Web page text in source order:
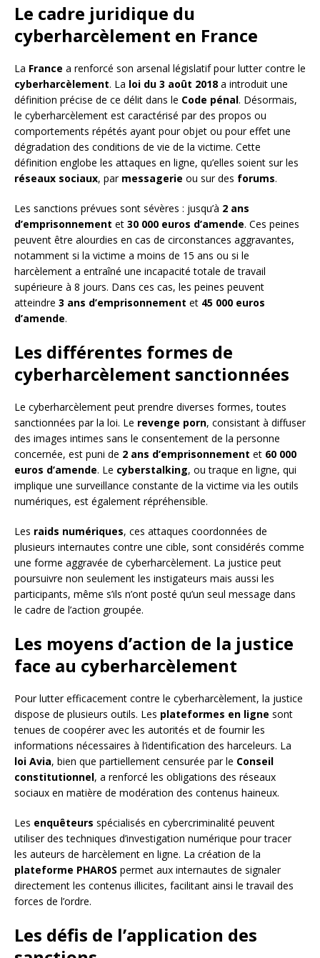
Le cadre juridique du
cyberharcèlement en France
La France a renforcé son arsenal législatif pour lutter contre le
cyberharcèlement. La loi du 3 août 2018 a introduit une
définition précise de ce délit dans le Code pénal. Désormais,
le cyberharcèlement est caractérisé par des propos ou
comportements répétés ayant pour objet ou pour effet une
dégradation des conditions de vie de la victime. Cette
définition englobe les attaques en ligne, qu’elles soient sur les
réseaux sociaux, par messagerie ou sur des forums.
Les sanctions prévues sont sévères : jusqu’à 2 ans
d’emprisonnement et 30 000 euros d’amende. Ces peines
peuvent être alourdies en cas de circonstances aggravantes,
notamment si la victime a moins de 15 ans ou si le
harcèlement a entraîné une incapacité totale de travail
supérieure à 8 jours. Dans ces cas, les peines peuvent
atteindre 3 ans d’emprisonnement et 45 000 euros
d’amende.
Les différentes formes de
cyberharcèlement sanctionnées
Le cyberharcèlement peut prendre diverses formes, toutes
sanctionnées par la loi. Le revenge porn, consistant à diffuser
des images intimes sans le consentement de la personne
concernée, est puni de 2 ans d’emprisonnement et 60 000
euros d’amende. Le cyberstalking, ou traque en ligne, qui
implique une surveillance constante de la victime via les outils
numériques, est également répréhensible.
Les raids numériques, ces attaques coordonnées de
plusieurs internautes contre une cible, sont considérés comme
une forme aggravée de cyberharcèlement. La justice peut
poursuivre non seulement les instigateurs mais aussi les
participants, même s’ils n’ont posté qu’un seul message dans
le cadre de l’action groupée.
Les moyens d’action de la justice
face au cyberharcèlement
Pour lutter efficacement contre le cyberharcèlement, la justice
dispose de plusieurs outils. Les plateformes en ligne sont
tenues de coopérer avec les autorités et de fournir les
informations nécessaires à l’identification des harceleurs. La
loi Avia, bien que partiellement censurée par le Conseil
constitutionnel, a renforcé les obligations des réseaux
sociaux en matière de modération des contenus haineux.
Les enquêteurs spécialisés en cybercriminalité peuvent
utiliser des techniques d’investigation numérique pour tracer
les auteurs de harcèlement en ligne. La création de la
plateforme PHAROS permet aux internautes de signaler
directement les contenus illicites, facilitant ainsi le travail des
forces de l’ordre.
Les défis de l’application des